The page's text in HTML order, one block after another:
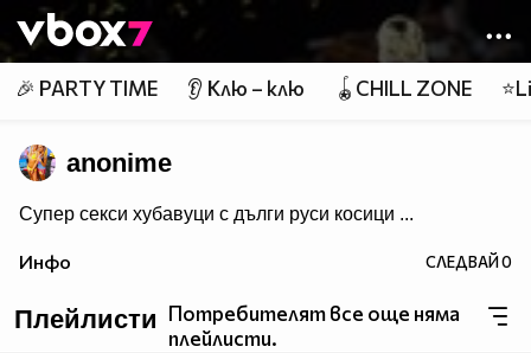
Member of
👾
🎉 PARTY TIME 👂 Клю – клю 🪀CHILL ZONE
anonime
Супер секси хубавуци с дълги руси косици ...
Инфо СЛЕДВАЙ0
Плейлисти Потребителят все още няма
плейлисти.